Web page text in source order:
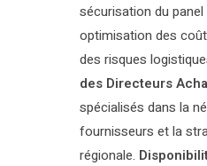
sécurisation du
optimisation des
des risques
des Directeurs
spécialisés dans la
fournisseurs et la
régionale.